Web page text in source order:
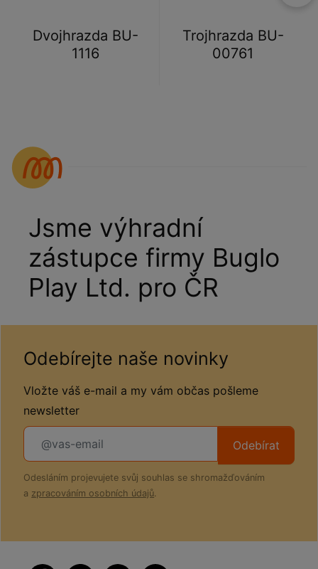
Dvojhrazda BU-
1116
Trojhrazda BU-
00761
Jsme výhradní
zástupce firmy Buglo
Play Ltd. pro ČR
Odebírejte naše novinky
Vložte váš e-mail a my vám občas pošleme
newsletter
Odebírat
Odesláním projevujete svůj souhlas se shromažďováním
a zpracováním osobních údajů.